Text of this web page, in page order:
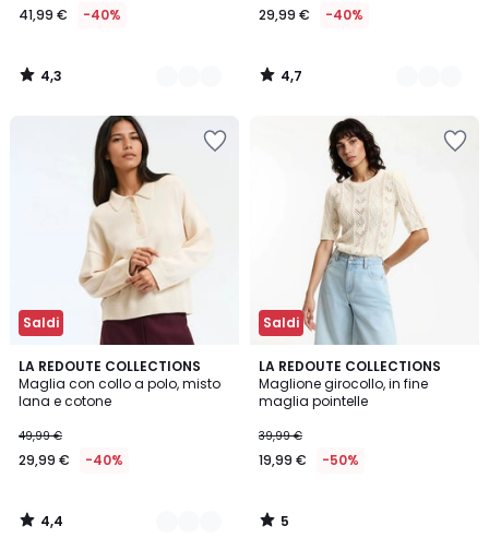
41,99 € -40%
4,3
/
29,99 € -40%
4,7
/
Saldi
LA REDOUTE COLLECTIONS
Maglia con collo a polo, misto
lana e cotone
49,99 €
29,99 € -40%
4,4
/ 5
2
Colori
4,4
/
Saldi
LA REDOUTE COLLECTIONS
Maglione girocollo, in fine
maglia pointelle
39,99 €
19,99 € -50%
5
/
5
5
/